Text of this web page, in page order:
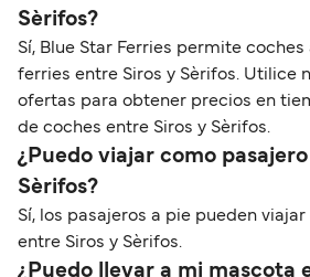
Sèrifos?
Sí, Blue Star Ferries permite
ferries entre Siros y Sèrifos. Utilice
ofertas para obtener precios en
de coches entre Siros y Sèrifos.
¿Puedo viajar como
Sèrifos?
Sí, los pasajeros a pie pueden
entre Siros y Sèrifos.
¿Puedo llevar a mi mascota